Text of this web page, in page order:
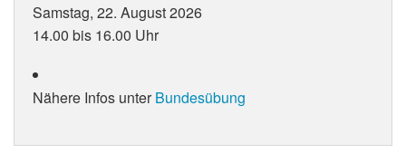
Samstag, 22. August 2026
14.00 bis 16.00 Uhr
Nähere Infos unterBundesübung